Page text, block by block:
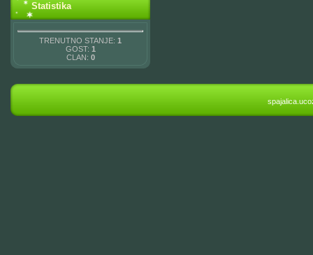
Statistika
TRENUTNO STANJE: 1
GOST: 1
CLAN: 0